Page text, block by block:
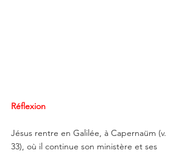
Réflexion
Jésus rentre en Galilée, à Capernaüm (v.
33), où il continue son ministère et ses